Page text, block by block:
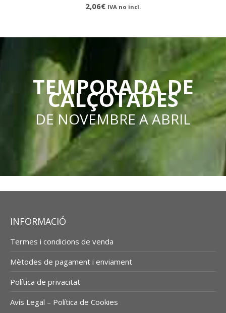
2,06€ IVA no incl.
TEMPORADA DE
CALÇOTADES
DE NOVEMBRE A ABRIL
INFORMACIÓ
Termes i condicions de venda
Mètodes de pagament i enviament
Política de privacitat
Avís Legal – Política de Cookies